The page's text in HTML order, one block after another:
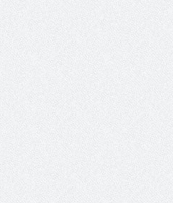
( مشعل بن عبد الله ) … عاشق
نجران